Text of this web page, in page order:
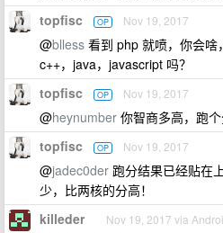
topfisc OP Nov 19, 2017
@blless 看到 php 就喷，你会啥
c++，java，javascript 吗？
topfisc OP Nov 19, 2017
@heynumber 你智商多高，跑
topfisc OP Nov 19, 2017
@jadec0der 跑分结果已经贴在
少，比两核的分高！
killeder Nov 19, 2017 via